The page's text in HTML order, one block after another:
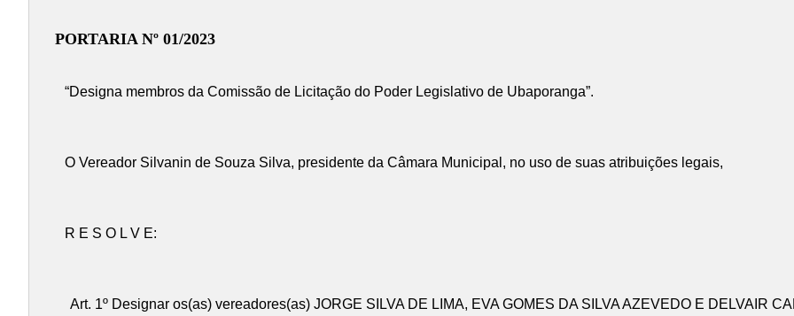
PORTARIA Nº 01/2023
“Designa membros da Comissão de Licitação do Poder Legislativo de Ubaporanga”.
O Vereador Silvanin de Souza Silva, presidente da Câmara Municipal, no uso de suas atribuições legais,
R E S O L V E:
Art. 1º Designar os(as) vereadores(as) JORGE SILVA DE LIMA, EVA GOMES DA SILVA AZEVEDO E DELVAIR